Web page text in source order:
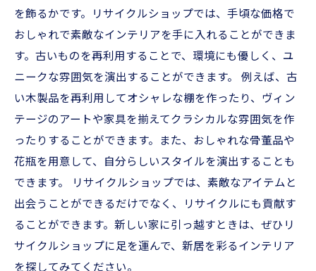
を飾るかです。リサイクルショップでは、手頃な価格で
おしゃれで素敵なインテリアを手に入れることができま
す。古いものを再利用することで、環境にも優しく、ユ
ニークな雰囲気を演出することができます。 例えば、古
い木製品を再利用してオシャレな棚を作ったり、ヴィン
テージのアートや家具を揃えてクラシカルな雰囲気を作
ったりすることができます。また、おしゃれな骨董品や
花瓶を用意して、自分らしいスタイルを演出することも
できます。 リサイクルショップでは、素敵なアイテムと
出会うことができるだけでなく、リサイクルにも貢献す
ることができます。新しい家に引っ越すときは、ぜひリ
サイクルショップに足を運んで、新居を彩るインテリア
を探してみてください。